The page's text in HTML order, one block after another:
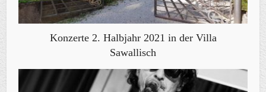
Konzerte 2. Halbjahr 2021 in der Villa
Sawallisch